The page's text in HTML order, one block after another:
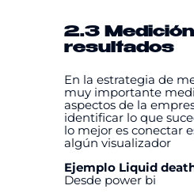
2.3
resultados
En la estrategia de
muy importante
aspectos de la
identificar lo que
lo mejor es conectar
algún visualizador
Ejemplo Liquid
Desde power bi